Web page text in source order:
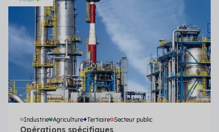
Industrie Agriculture Tertiaire Secteur public
Opérations spécifiques